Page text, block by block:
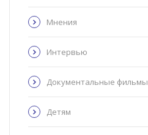
Мнения
Интервью
Документальные фильмы
Детям